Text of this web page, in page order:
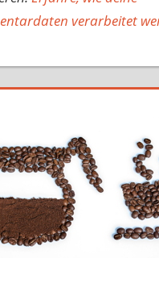
verarbeitet